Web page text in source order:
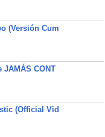
(Versión Cum
JAMÁS CONT
(Official Vid